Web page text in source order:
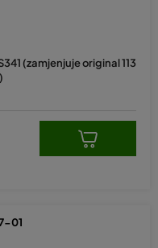
(zamjenjuje original 113
01